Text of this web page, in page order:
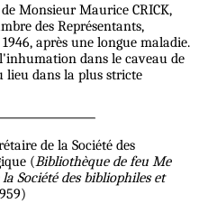
Monsieur Maurice CRICK,
des Représentants,
après une longue maladie.
dans le caveau de
lieu dans la plus stricte
de la Société des
(Bibliothèque de feu Me
Société des bibliophiles et